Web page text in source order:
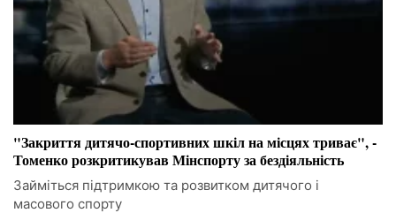
"Закриття дитячо-спортивних шкіл на місцях триває", -
Томенко розкритикував Мінспорту за бездіяльність
Займіться підтримкою та розвитком дитячого і
масового спорту